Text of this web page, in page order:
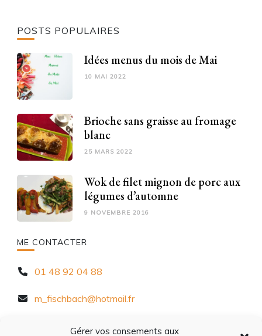
Gérer vos consements aux
POSTS POPULAIRES
Idées menus du mois de Mai
10 MAI 2022
Brioche sans graisse au fromage
blanc
25 MARS 2022
Wok de filet mignon de porc aux
légumes d’automne
9 NOVEMBRE 2016
ME CONTACTER
01 48 92 04 88
m_fischbach@hotmail.fr
10 Rue Chèvre d'Autreville, 94320 Thiais